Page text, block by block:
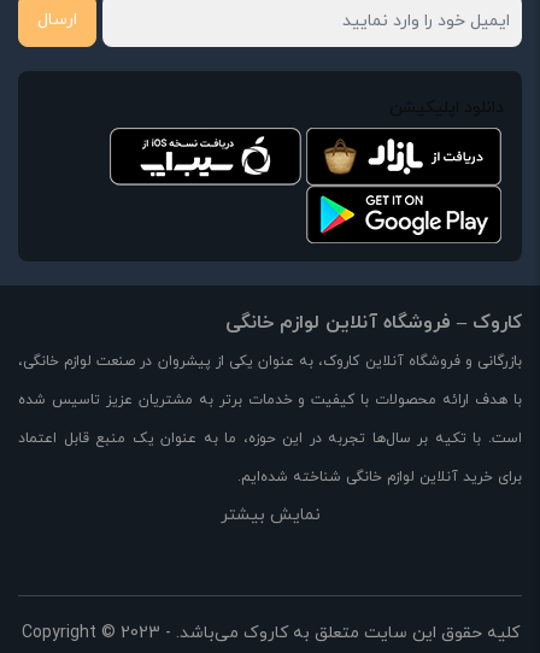
ارسال
کاروک – فروشگاه آنلاین لوازم خانگی
بازرگانی و فروشگاه آنلاین کاروک، به عنوان یکی از پیشروان در صنعت لوازم خانگی،
با هدف ارائه محصولات با کیفیت و خدمات برتر به مشتریان عزیز تاسیس شده
است. با تکیه بر سال‌ها تجربه در این حوزه، ما به عنوان یک منبع قابل اعتماد
برای خرید آنلاین لوازم خانگی شناخته شده‌ایم.
در وبسایت کاروک، مجموعه‌ای بزرگ از لوازم خانگی با کیفیت بالا را با قیمت مناسب
فروشگاه ما می‌توان به لوازم آشپزخانه، لوازم برقی، لوازم خوراکی، لوازم تهویه و
سرمایش، لوازم خانه و دکوراسیون و بسیاری از محصولات دیگر اشاره کرد.
نمایش بیشتر
کلیه حقوق این سایت متعلق به کاروک می‌باشد. Copyright © 2023 -